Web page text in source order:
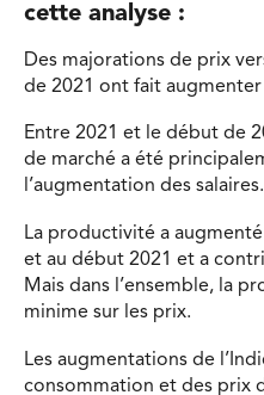
cette analyse :
Des majorations de prix
de 2021 ont fait
Entre 2021 et le début de
de marché a été
l’augmentation des salaires.
La productivité a
et au début 2021 et a
Mais dans l’ensemble, la
minime sur les prix.
Les augmentations de
consommation et des prix